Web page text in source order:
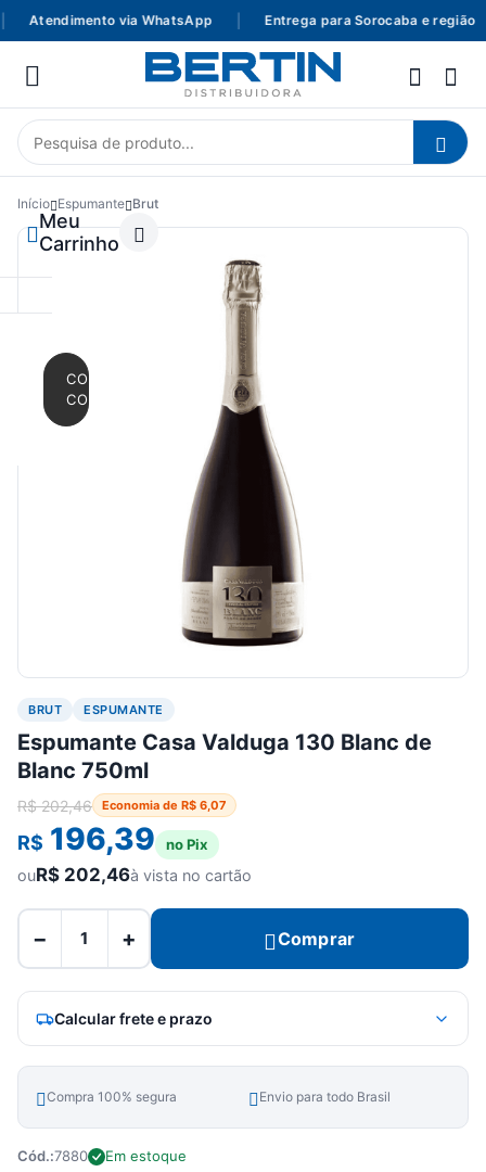
Atendimento via WhatsApp Entrega para Sorocaba e região
Meu
Carrinho
CONTINUAR
COMPRANDO
Início Espumante Brut
BRUT ESPUMANTE
Espumante Casa Valduga 130 Blanc de
Blanc 750ml
R$202,46 Economia de R$ 6,07
R$ 196,39 no Pix
ouR$ 202,46à vista no cartão
− + Comprar
Calcular frete e prazo
Compra 100% segura Envio para todo Brasil
Cód.:7880 Em estoque